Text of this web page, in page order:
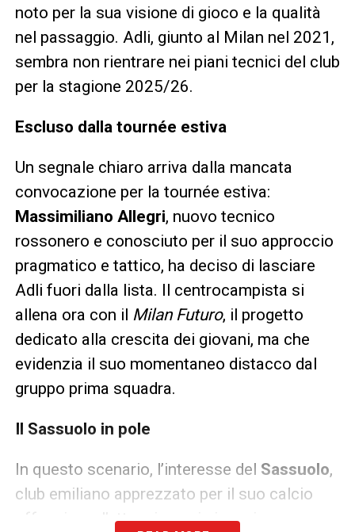
noto per la sua visione di gioco e la qualità
nel passaggio. Adli, giunto al Milan nel 2021,
sembra non rientrare nei piani tecnici del club
per la stagione 2025/26.
Escluso dalla tournée estiva
Un segnale chiaro arriva dalla mancata
convocazione per la tournée estiva:
Massimiliano Allegri, nuovo tecnico
rossonero e conosciuto per il suo approccio
pragmatico e tattico, ha deciso di lasciare
Adli fuori dalla lista. Il centrocampista si
allena ora con il Milan Futuro, il progetto
dedicato alla crescita dei giovani, ma che
evidenzia il suo momentaneo distacco dal
gruppo prima squadra.
Il Sassuolo in pole
In questo scenario, l’interesse del Sassuolo,
club emiliano apprezzato per il suo calcio
offensivo e l’attenzione ai giovani, emerge